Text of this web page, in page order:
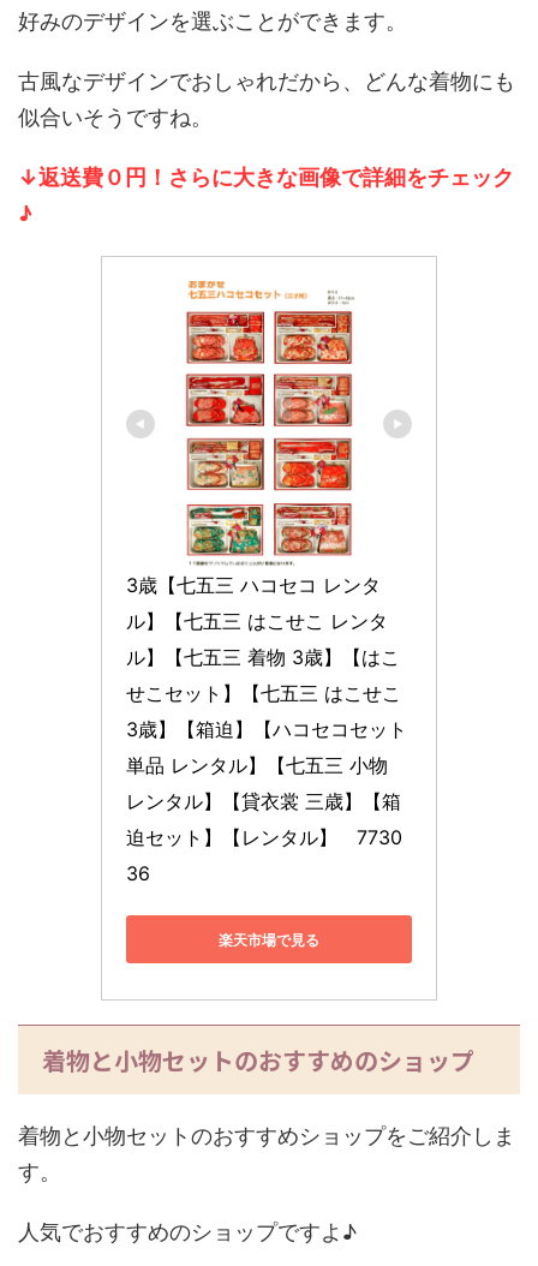
好みのデザインを選ぶことができます。
古風なデザインでおしゃれだから、どんな着物にも
似合いそうですね。
↓返送費０円！さらに大きな画像で詳細をチェック
♪
3歳【七五三 ハコセコ レンタ
ル】【七五三 はこせこ レンタ
ル】【七五三 着物 3歳】【はこ
せこセット】【七五三 はこせこ
3歳】【箱迫】【ハコセコセット
単品 レンタル】【七五三 小物
レンタル】【貸衣裳 三歳】【箱
迫セット】【レンタル】　7730
36
楽天市場で見る
着物と小物セットのおすすめのショップ
着物と小物セットのおすすめショップをご紹介しま
す。
人気でおすすめのショップですよ♪